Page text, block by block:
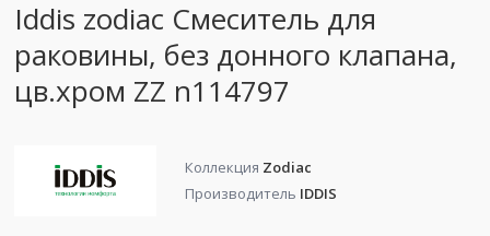
Iddis zodiac Смеситель для
раковины, без донного клапана,
цв.хром ZZ n114797
Коллекция Zodiac
Производитель IDDIS